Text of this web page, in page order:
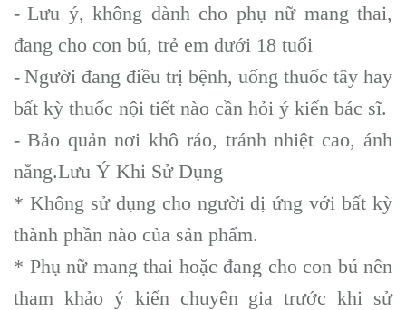
- Lưu ý, không dành cho phụ nữ mang thai,
đang cho con bú, trẻ em dưới 18 tuổi
- Người đang điều trị bệnh, uống thuốc tây hay
bất kỳ thuốc nội tiết nào cần hỏi ý kiến bác sĩ.
- Bảo quản nơi khô ráo, tránh nhiệt cao, ánh
nắng.Lưu Ý Khi Sử Dụng
* Không sử dụng cho người dị ứng với bất kỳ
thành phần nào của sản phẩm.
* Phụ nữ mang thai hoặc đang cho con bú nên
tham khảo ý kiến chuyên gia trước khi sử